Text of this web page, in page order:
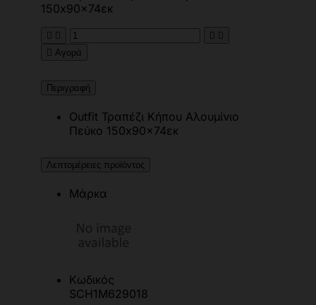
150x90x74εκ
   
 Αγορά
Περιγραφή
Outfit Τραπέζι Κήπου Αλουμίνιο
Πεύκο 150x90x74εκ
Λεπτομέρειες προϊόντος
Μάρκα
Κωδικός
SCH1M629018